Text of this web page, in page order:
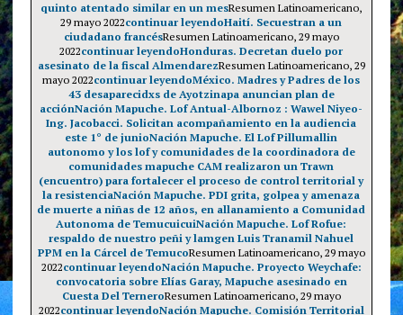
quinto atentado similar en un mesResumen Latinoamericano,
29 mayo 2022continuar leyendoHaití. Secuestran a un
ciudadano francésResumen Latinoamericano, 29 mayo
2022continuar leyendoHonduras. Decretan duelo por
asesinato de la fiscal AlmendarezResumen Latinoamericano, 29
mayo 2022continuar leyendoMéxico. Madres y Padres de los
43 desaparecidxs de Ayotzinapa anuncian plan de
acciónNación Mapuche. Lof Antual-Albornoz : Wawel Niyeo-
Ing. Jacobacci. Solicitan acompañamiento en la audiencia
este 1° de junioNación Mapuche. El Lof Pillumallin
autonomo y los lof y comunidades de la coordinadora de
comunidades mapuche CAM realizaron un Trawn
(encuentro) para fortalecer el proceso de control territorial y
la resistenciaNación Mapuche. PDI grita, golpea y amenaza
de muerte a niñas de 12 años, en allanamiento a Comunidad
Autonoma de TemucuicuiNación Mapuche. Lof Rofue:
respaldo de nuestro peñi y lamgen Luis Tranamil Nahuel
PPM en la Cárcel de TemucoResumen Latinoamericano, 29 mayo
2022continuar leyendoNación Mapuche. Proyecto Weychafe:
convocatoria sobre Elías Garay, Mapuche asesinado en
Cuesta Del TerneroResumen Latinoamericano, 29 mayo
2022continuar leyendoNación Mapuche. Comisión Territorial